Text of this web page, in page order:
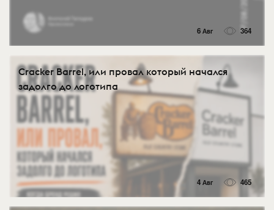
6 Авг 364
Cracker Barrel, или провал который начался
задолго до логотипа
4 Авг 465